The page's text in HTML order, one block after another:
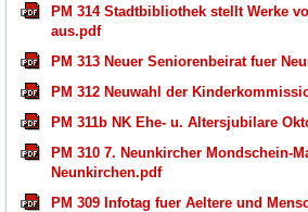
PM 314 Stadtbibliothek stellt Werke
aus.pdf
PM 313 Neuer Seniorenbeirat fuer
PM 312 Neuwahl der
PM 311b NK Ehe- u. Altersjubilare
PM 310 7. Neunkircher Mondschein-
Neunkirchen.pdf
PM 309 Infotag fuer Aeltere und